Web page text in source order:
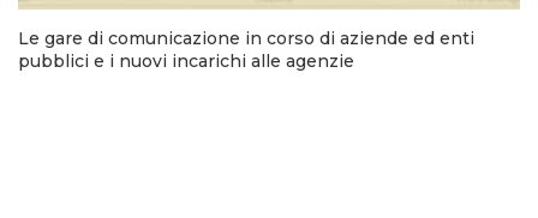
Le gare di comunicazione in corso di aziende ed enti
pubblici e i nuovi incarichi alle agenzie